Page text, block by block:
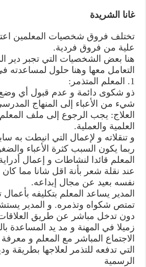
غانا الشريدة
تختلف فروق شخصيات المعلمين
علية من فروق فردية.
هنا بعض الشخصيات التي تجبر دير
التعامل معها وهنا حلول لمساعدته
1. المعلم المتذمر:
ذو شكوى دائمة و عدم قبول أي
شيء من الأعباء إلى المنهاج
العلاج: يجب الرجوع إلى ملف
العلمية والعملية.
و تنقلاته و لإعمال التي انيطت به
ربما يكون السبب كثرة الأعباء
المعلم قائدا لنشاطات و إعمال
عند نقلة شعر بأنة اقل شانا مما
نفسه بعيد عن مجال إبداعه.
المدير يساعد المعلم بتكليفه
تمتص شكواه وتذمره. و المدير
دون تدخل مباشر عن طريق العلاقات
زميلا في المهنة و مد يد المساعدة
الاجتماع المباشر مع المعلم و
التي تدفعه للتذمر لعلاجها بطريقة
الرسمية